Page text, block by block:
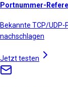
Portnummer-
Bekannte TCP/
nachschlagen
Jetzt testen